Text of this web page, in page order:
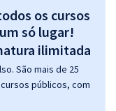
os cursos
só lugar!
São mais de 25
públicos, com